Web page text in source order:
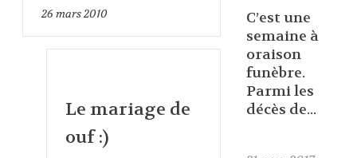
26mars 2010
Le mariage de
ouf :)
C’est une
semaine à
oraison
funèbre.
Parmi les
décès de...